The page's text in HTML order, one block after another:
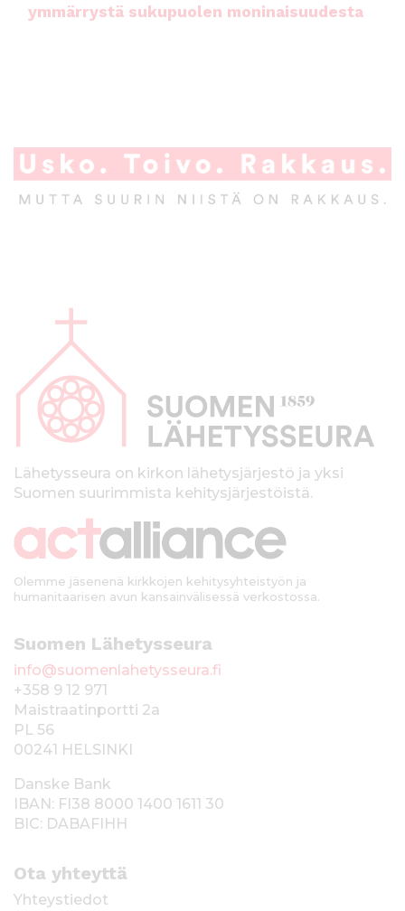
ymmärrystä sukupuolen moninaisuudesta
p
kLähetysseura on kirkon lähetysjärjestö ja yksi
Suomen suurimmista kehitysjärjestöistä.
Olemme jäsenenä kirkkojen kehitysyhteistyön ja
humanitaarisen avun kansainvälisessä verkostossa.
Suomen Lähetysseura
info@suomenlahetysseura.fi
+358 9 12 971
Maistraatinportti 2a
PL 56
00241 HELSINKI
Danske Bank
IBAN: FI38 8000 1400 1611 30
BIC: DABAFIHH
Ota yhteyttä
Yhteystiedot